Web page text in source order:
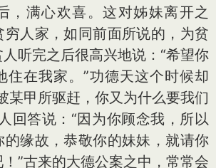
，满心欢喜。这对姊妹离开之
穷人家，如同前面所说的，为贫
听完之后很高兴地说：“希望你
住在我家。”功德天这个时候却
某甲所驱赶，你又为什么要我们
回答说：“因为你顾念我，所以
的缘故，恭敬你的妹妹，就请你
”古来的大德公案之中，常常会